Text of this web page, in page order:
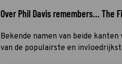
Over Phil Davis remembers… The
Bekende namen van beide
van de populairste en